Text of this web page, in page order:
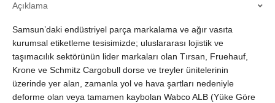
Krone
Uyumlu
Dorse
Treyler
Bilgi
Künyesi
quantity
Açıklama
Samsun’daki endüstriyel parça markalama ve ağır vasıta
kurumsal etiketleme tesisimizde; uluslararası lojistik ve
taşımacılık sektörünün lider markaları olan Tırsan, Fruehauf,
Krone ve Schmitz Cargobull dorse ve treyler ünitelerinin
üzerinde yer alan, zamanla yol ve hava şartları nedeniyle
deforme olan veya tamamen kaybolan Wabco ALB (Yüke Göre